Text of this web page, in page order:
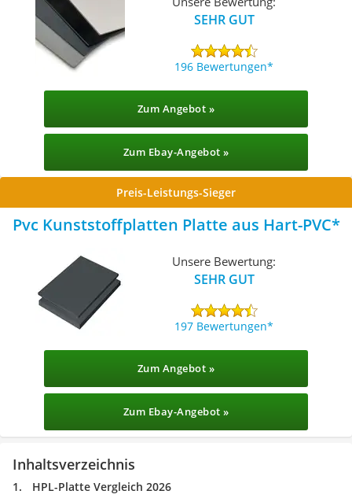
SEHR GUT
196 Bewertungen
Zum Angebot »
Zum Ebay-Angebot »
Preis-Leistungs-Sieger
Pvc Kunststoffplatten Platte aus Hart-PVC
Unsere Bewertung:
SEHR GUT
197 Bewertungen
Zum Angebot »
Zum Ebay-Angebot »
Inhaltsverzeichnis
HPL-Platte Vergleich 2026